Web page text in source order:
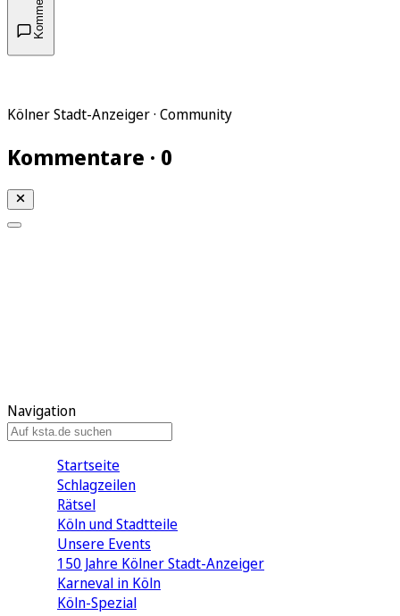
Kölner Stadt-Anzeiger · Community
Kommentare · 0
Navigation
Startseite
Schlagzeilen
Rätsel
Köln und Stadtteile
Unsere Events
150 Jahre Kölner Stadt-Anzeiger
Karneval in Köln
Köln-Spezial